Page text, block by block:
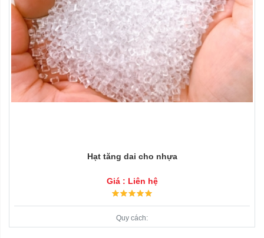
Hạt tăng dai cho nhựa
Giá : Liên hệ
Quy cách: